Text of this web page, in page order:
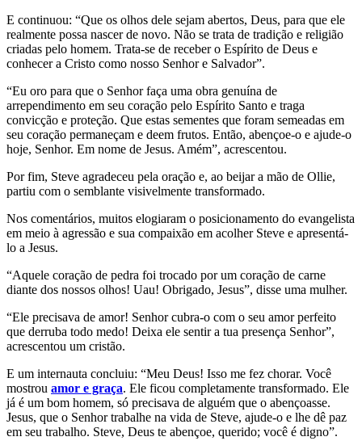
E continuou: “Que os olhos dele sejam abertos, Deus, para que ele
realmente possa nascer de novo. Não se trata de tradição e religião
criadas pelo homem. Trata-se de receber o Espírito de Deus e
conhecer a Cristo como nosso Senhor e Salvador”.
“Eu oro para que o Senhor faça uma obra genuína de
arrependimento em seu coração pelo Espírito Santo e traga
convicção e proteção. Que estas sementes que foram semeadas em
seu coração permaneçam e deem frutos. Então, abençoe-o e ajude-o
hoje, Senhor. Em nome de Jesus. Amém”, acrescentou.
Por fim, Steve agradeceu pela oração e, ao beijar a mão de Ollie,
partiu com o semblante visivelmente transformado.
Nos comentários, muitos elogiaram o posicionamento do evangelista
em meio à agressão e sua compaixão em acolher Steve e apresentá-
lo a Jesus.
“Aquele coração de pedra foi trocado por um coração de carne
diante dos nossos olhos! Uau! Obrigado, Jesus”, disse uma mulher.
“Ele precisava de amor! Senhor cubra-o com o seu amor perfeito
que derruba todo medo! Deixa ele sentir a tua presença Senhor”,
acrescentou um cristão.
E um internauta concluiu: “Meu Deus! Isso me fez chorar. Você
mostrou amor e graça. Ele ficou completamente transformado. Ele
já é um bom homem, só precisava de alguém que o abençoasse.
Jesus, que o Senhor trabalhe na vida de Steve, ajude-o e lhe dê paz
em seu trabalho. Steve, Deus te abençoe, querido; você é digno”.